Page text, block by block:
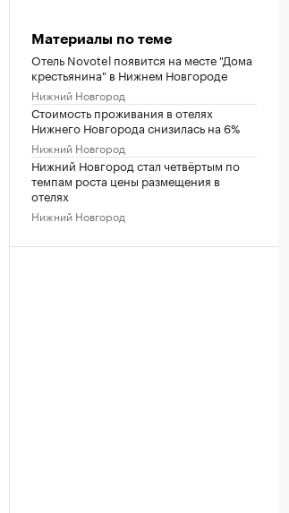
Материалы по теме
Отель Novotel появится на месте "Дома
крестьянина" в Нижнем Новгороде
Нижний Новгород
Стоимость проживания в отелях
Нижнего Новгорода снизилась на 6%
Нижний Новгород
Нижний Новгород стал четвёртым по
темпам роста цены размещения в
отелях
Нижний Новгород